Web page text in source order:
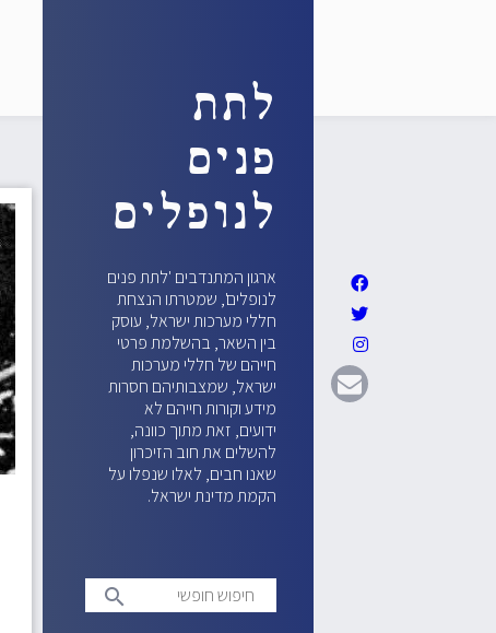
לתת
פנים
לנופלים
ארגון המתנדבים 'לתת פנים
לנופלים', שמטרתו הנצחת
חללי מערכות ישראל, עוסק
בין השאר, בהשלמת פרטי
חייהם של חללי מערכות
ישראל, שמצבותיהם חסרות
מידע וקורות חייהם לא
ידועים, זאת מתוך כוונה,
להשלים את חוב הזיכרון
שאנו חבים, לאלו שנפלו על
הקמת מדינת ישראל.
חיפוש
חופשי
search